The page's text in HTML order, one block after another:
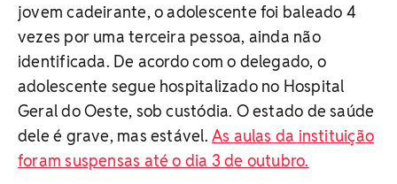
jovem cadeirante, o adolescente foi baleado 4
vezes por uma terceira pessoa, ainda não
identificada. De acordo com o delegado, o
adolescente segue hospitalizado no Hospital
Geral do Oeste, sob custódia. O estado de saúde
dele é grave, mas estável. As aulas da instituição
foram suspensas até o dia 3 de outubro.